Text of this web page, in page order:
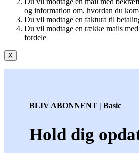
og information om, hvordan du
Du vil modtage en faktura til
Du vil modtage en række mails
fordele
X
BLIV ABONNENT | Basic
Hold dig